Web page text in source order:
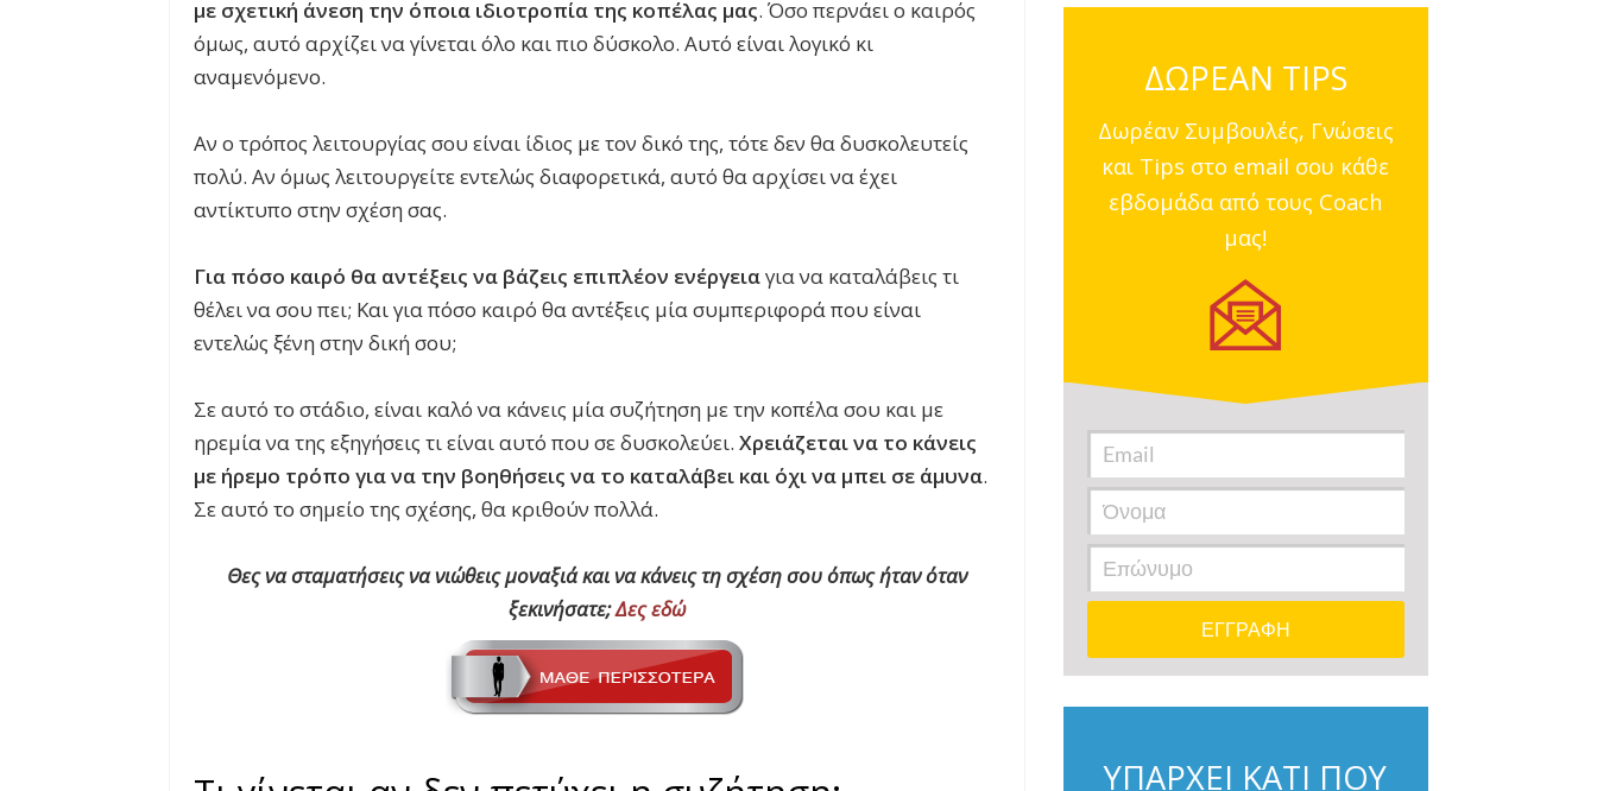
με σχετική άνεση την όποια ιδιοτροπία της κοπέλας μας. Όσο περνάει ο καιρός
όμως, αυτό αρχίζει να γίνεται όλο και πιο δύσκολο. Αυτό είναι λογικό κι
αναμενόμενο.
Αν ο τρόπος λειτουργίας σου είναι ίδιος με τον δικό της, τότε δεν θα δυσκολευτείς
πολύ. Αν όμως λειτουργείτε εντελώς διαφορετικά, αυτό θα αρχίσει να έχει
αντίκτυπο στην σχέση σας.
Για πόσο καιρό θα αντέξεις να βάζεις επιπλέον ενέργειαγια να καταλάβεις τι
θέλει να σου πει; Και για πόσο καιρό θα αντέξεις μία συμπεριφορά που είναι
εντελώς ξένη στην δική σου;
Σε αυτό το στάδιο, είναι καλό να κάνεις μία συζήτηση με την κοπέλα σου και με
ηρεμία να της εξηγήσεις τι είναι αυτό που σε δυσκολεύει. Χρειάζεται να το κάνεις
με ήρεμο τρόπο για να την βοηθήσεις να το καταλάβει και όχι να μπει σε άμυνα.
Σε αυτό το σημείο της σχέσης, θα κριθούν πολλά.
Θες να σταματήσεις να νιώθεις μοναξιά και να κάνεις τη σχέση σου όπως ήταν όταν
ξεκινήσατε;Δες εδώ
ΔΩΡΕΑΝ TIPS
Δωρέαν Συμβουλές, Γνώσεις
και Tips στο email σου κάθε
εβδομάδα από τους Coach
μας!
ΥΠΑΡΧΕΙ ΚΑΤΙ ΠΟΥ